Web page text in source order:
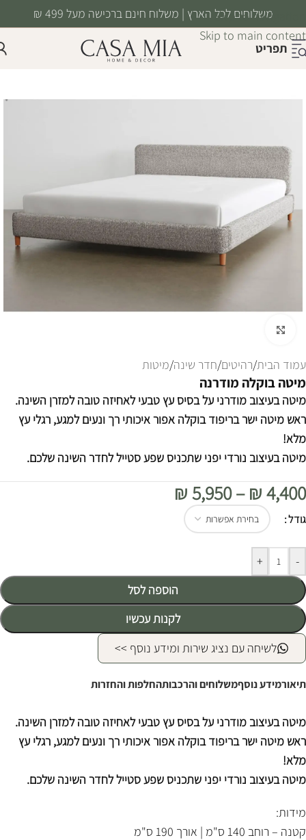
Skip to navigation
Skip to main content
משלוחים לכל הארץ | משלוח חינם ברכישה מעל 499 ₪
תפריט
עמוד הבית/רהיטים/חדר שינה/מיטות
מיטה בוקלה מודרנה
מיטה בעיצוב מודרני על בסיס עץ טבעי לאחיזה טובה למזרן השינה.
ראש מיטה ישר בריפוד בוקלה אפור איכותי רך ונעים למגע, רגלי עץ
מלא!
מיטה בעיצוב נורדי יפני שתכניס שפע סטייל לחדר השינה שלכם.
₪4,400
–
₪5,950
גודל
-
+
הוספה לסל
לקנות עכשיו
Alternative:
לשיחה עם נציג שירות ומידע נוסף >>
תיאורמידע נוסףמשלוחים והרכבותהחלפות והחזרות
מיטה בעיצוב מודרני על בסיס עץ טבעי לאחיזה טובה למזרן השינה.
ראש מיטה ישר בריפוד בוקלה אפור איכותי רך ונעים למגע, רגלי עץ
מלא!
מיטה בעיצוב נורדי יפני שתכניס שפע סטייל לחדר השינה שלכם.
מידות:
קטנה – רוחב 140 ס"מ | אורך 190 ס"מ